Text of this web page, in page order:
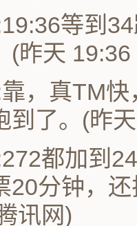
等到
(昨天
，真TM
到了。(昨
都加到
20分钟，
讯网)